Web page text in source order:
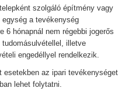
szolgáló építmény vagy
a tevékenység
6 hónapnál nem régebbi jogerős
illetve
engedéllyel rendelkezik.
az ipari tevékenységet
lehet folytatni.